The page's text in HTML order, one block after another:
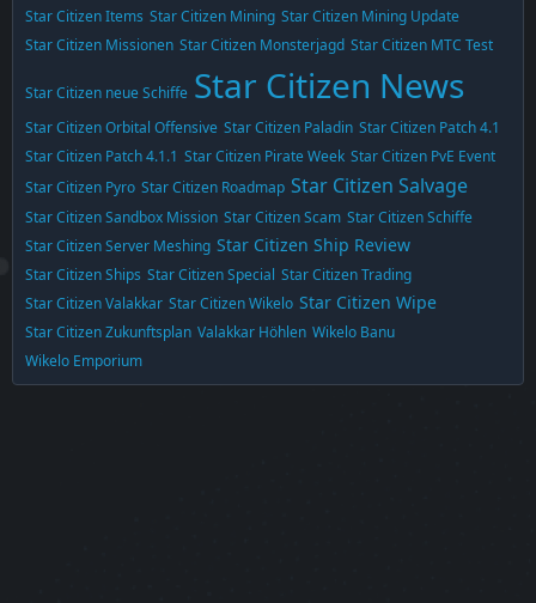
Star Citizen Items Star Citizen Mining Star Citizen Mining Update
Star Citizen Missionen Star Citizen Monsterjagd Star Citizen MTC Test
Star Citizen neue Schiffe Star Citizen News
Star Citizen Orbital Offensive Star Citizen Paladin Star Citizen Patch 4.1
Star Citizen Patch 4.1.1 Star Citizen Pirate Week Star Citizen PvE Event
Star Citizen Pyro Star Citizen Roadmap Star Citizen Salvage
Star Citizen Sandbox Mission Star Citizen Scam Star Citizen Schiffe
Star Citizen Server Meshing Star Citizen Ship Review
Star Citizen Ships Star Citizen Special Star Citizen Trading
Star Citizen Valakkar Star Citizen Wikelo Star Citizen Wipe
Star Citizen Zukunftsplan Valakkar Höhlen Wikelo Banu
Wikelo Emporium